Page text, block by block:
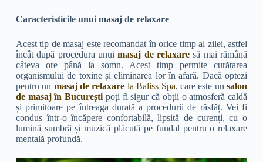
Caracteristicile unui masaj de relaxare
Acest tip de masaj este recomandat în orice timp al zilei, astfel
încât după procedura unuimasaj de relaxare să mai rămână
câteva ore până la somn. Acest timp permite curățarea
organismului de toxine și eliminarea lor în afară. Dacă optezi
pentru un masaj de relaxare la Baliss Spa, care este unsalon
de masaj în București poți fi sigur că obții o atmosferă caldă
și primitoare pe întreaga durată a procedurii de răsfăț. Vei fi
condus într-o încăpere confortabilă, lipsită de curenți, cu o
lumină sumbră și muzică plăcută pe fundal pentru o relaxare
mentală profundă.